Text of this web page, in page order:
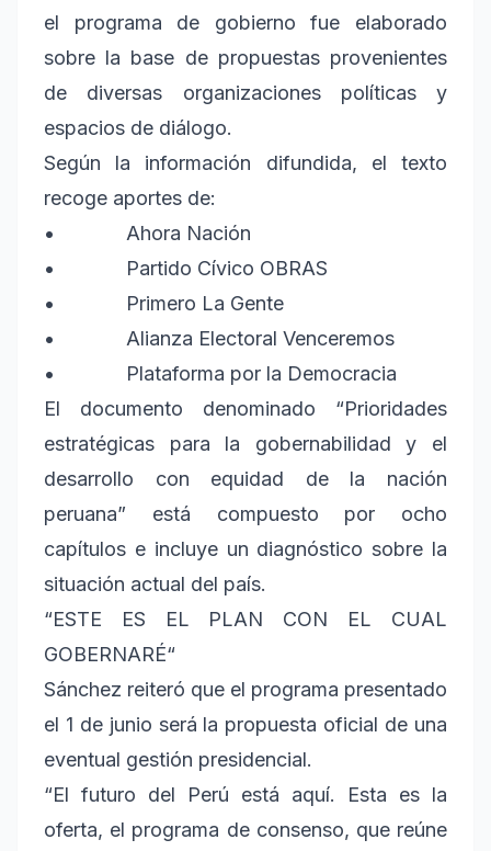
el programa de gobierno fue elaborado
sobre la base de propuestas provenientes
de diversas organizaciones políticas y
espacios de diálogo.
Según la información difundida, el texto
recoge aportes de:
• Ahora Nación
• Partido Cívico OBRAS
• Primero La Gente
• Alianza Electoral Venceremos
• Plataforma por la Democracia
El documento denominado “Prioridades
estratégicas para la gobernabilidad y el
desarrollo con equidad de la nación
peruana” está compuesto por ocho
capítulos e incluye un diagnóstico sobre la
situación actual del país.
“ESTE ES EL PLAN CON EL CUAL
GOBERNARÉ“
Sánchez reiteró que el programa presentado
el 1 de junio será la propuesta oficial de una
eventual gestión presidencial.
“El futuro del Perú está aquí. Esta es la
oferta, el programa de consenso, que reúne